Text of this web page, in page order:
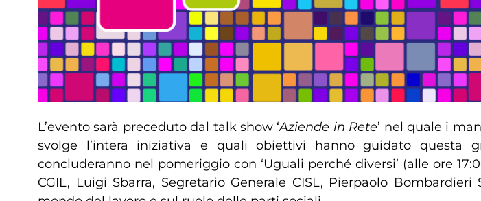
L’evento sarà preceduto dal talk show ‘Aziende in Rete’ nel quale i
svolge l’intera iniziativa e quali obiettivi hanno guidato questa
concluderanno nel pomeriggio con ‘Uguali perché diversi’ (alle ore
CGIL, Luigi Sbarra, Segretario Generale CISL, Pierpaolo